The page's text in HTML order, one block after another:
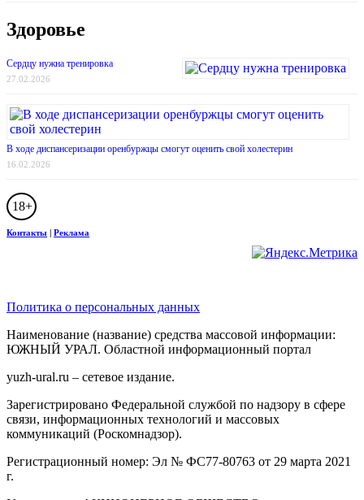
Здоровье
Сердцу нужна тренировка
27.02.2026
В ходе диспансеризации оренбуржцы смогут оценить свой холестерин
16.02.2026
18+
Контакты Реклама
Политика о персональных данных
Наименование (название) средства массовой информации:
ЮЖНЫЙ УРАЛ. Областной информационный портал
yuzh-ural.ru – сетевое издание.
Зарегистрировано Федеральной службой по надзору в сфере
связи, информационных технологий и массовых
коммуникаций (Роскомнадзор).
Регистрационный номер: Эл № ФС77-80763 от 29 марта 2021
г.